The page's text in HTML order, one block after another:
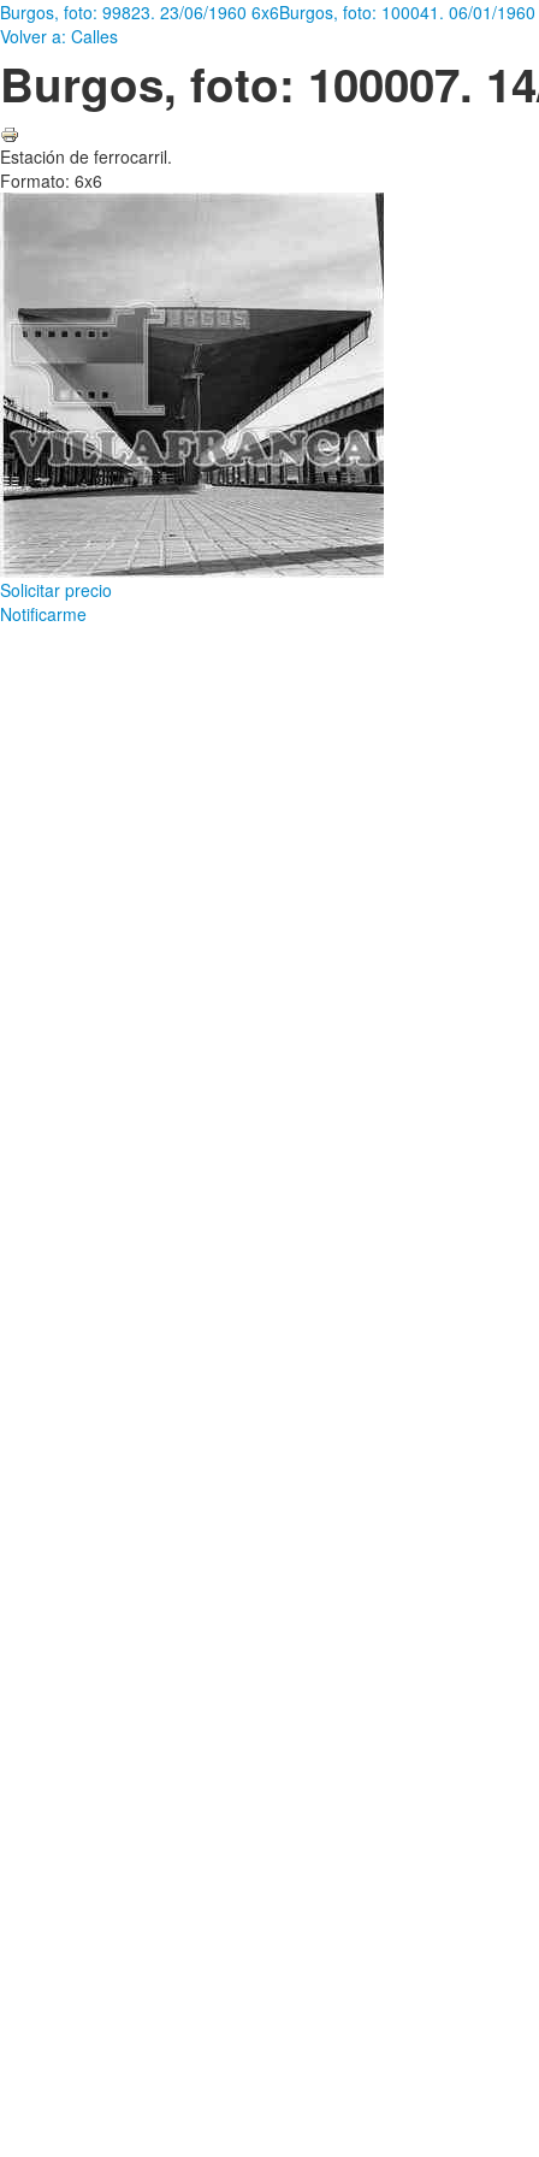
Burgos, foto: 99823. 23/06/1960 6x6Burgos, foto: 100041. 06/01/
Volver a: Calles
Burgos, foto: 100007.
Estación de ferrocarril.
Formato: 6x6
Solicitar precio
Notificarme